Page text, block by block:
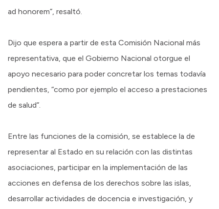
ad honorem”, resaltó.
Dijo que espera a partir de esta Comisión Nacional más
representativa, que el Gobierno Nacional otorgue el
apoyo necesario para poder concretar los temas todavía
pendientes, “como por ejemplo el acceso a prestaciones
de salud”.
Entre las funciones de la comisión, se establece la de
representar al Estado en su relación con las distintas
asociaciones, participar en la implementación de las
acciones en defensa de los derechos sobre las islas,
desarrollar actividades de docencia e investigación, y